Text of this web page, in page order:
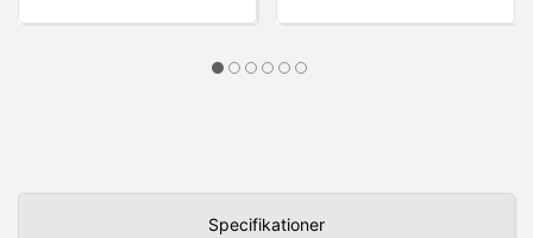
Specifikationer